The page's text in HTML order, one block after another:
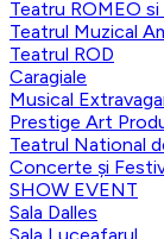
Teatru ROMEO si
Teatrul Muzical
Teatrul ROD
Caragiale
Musical
Prestige Art
Teatrul National
Concerte și
SHOW EVENT
Sala Dalles